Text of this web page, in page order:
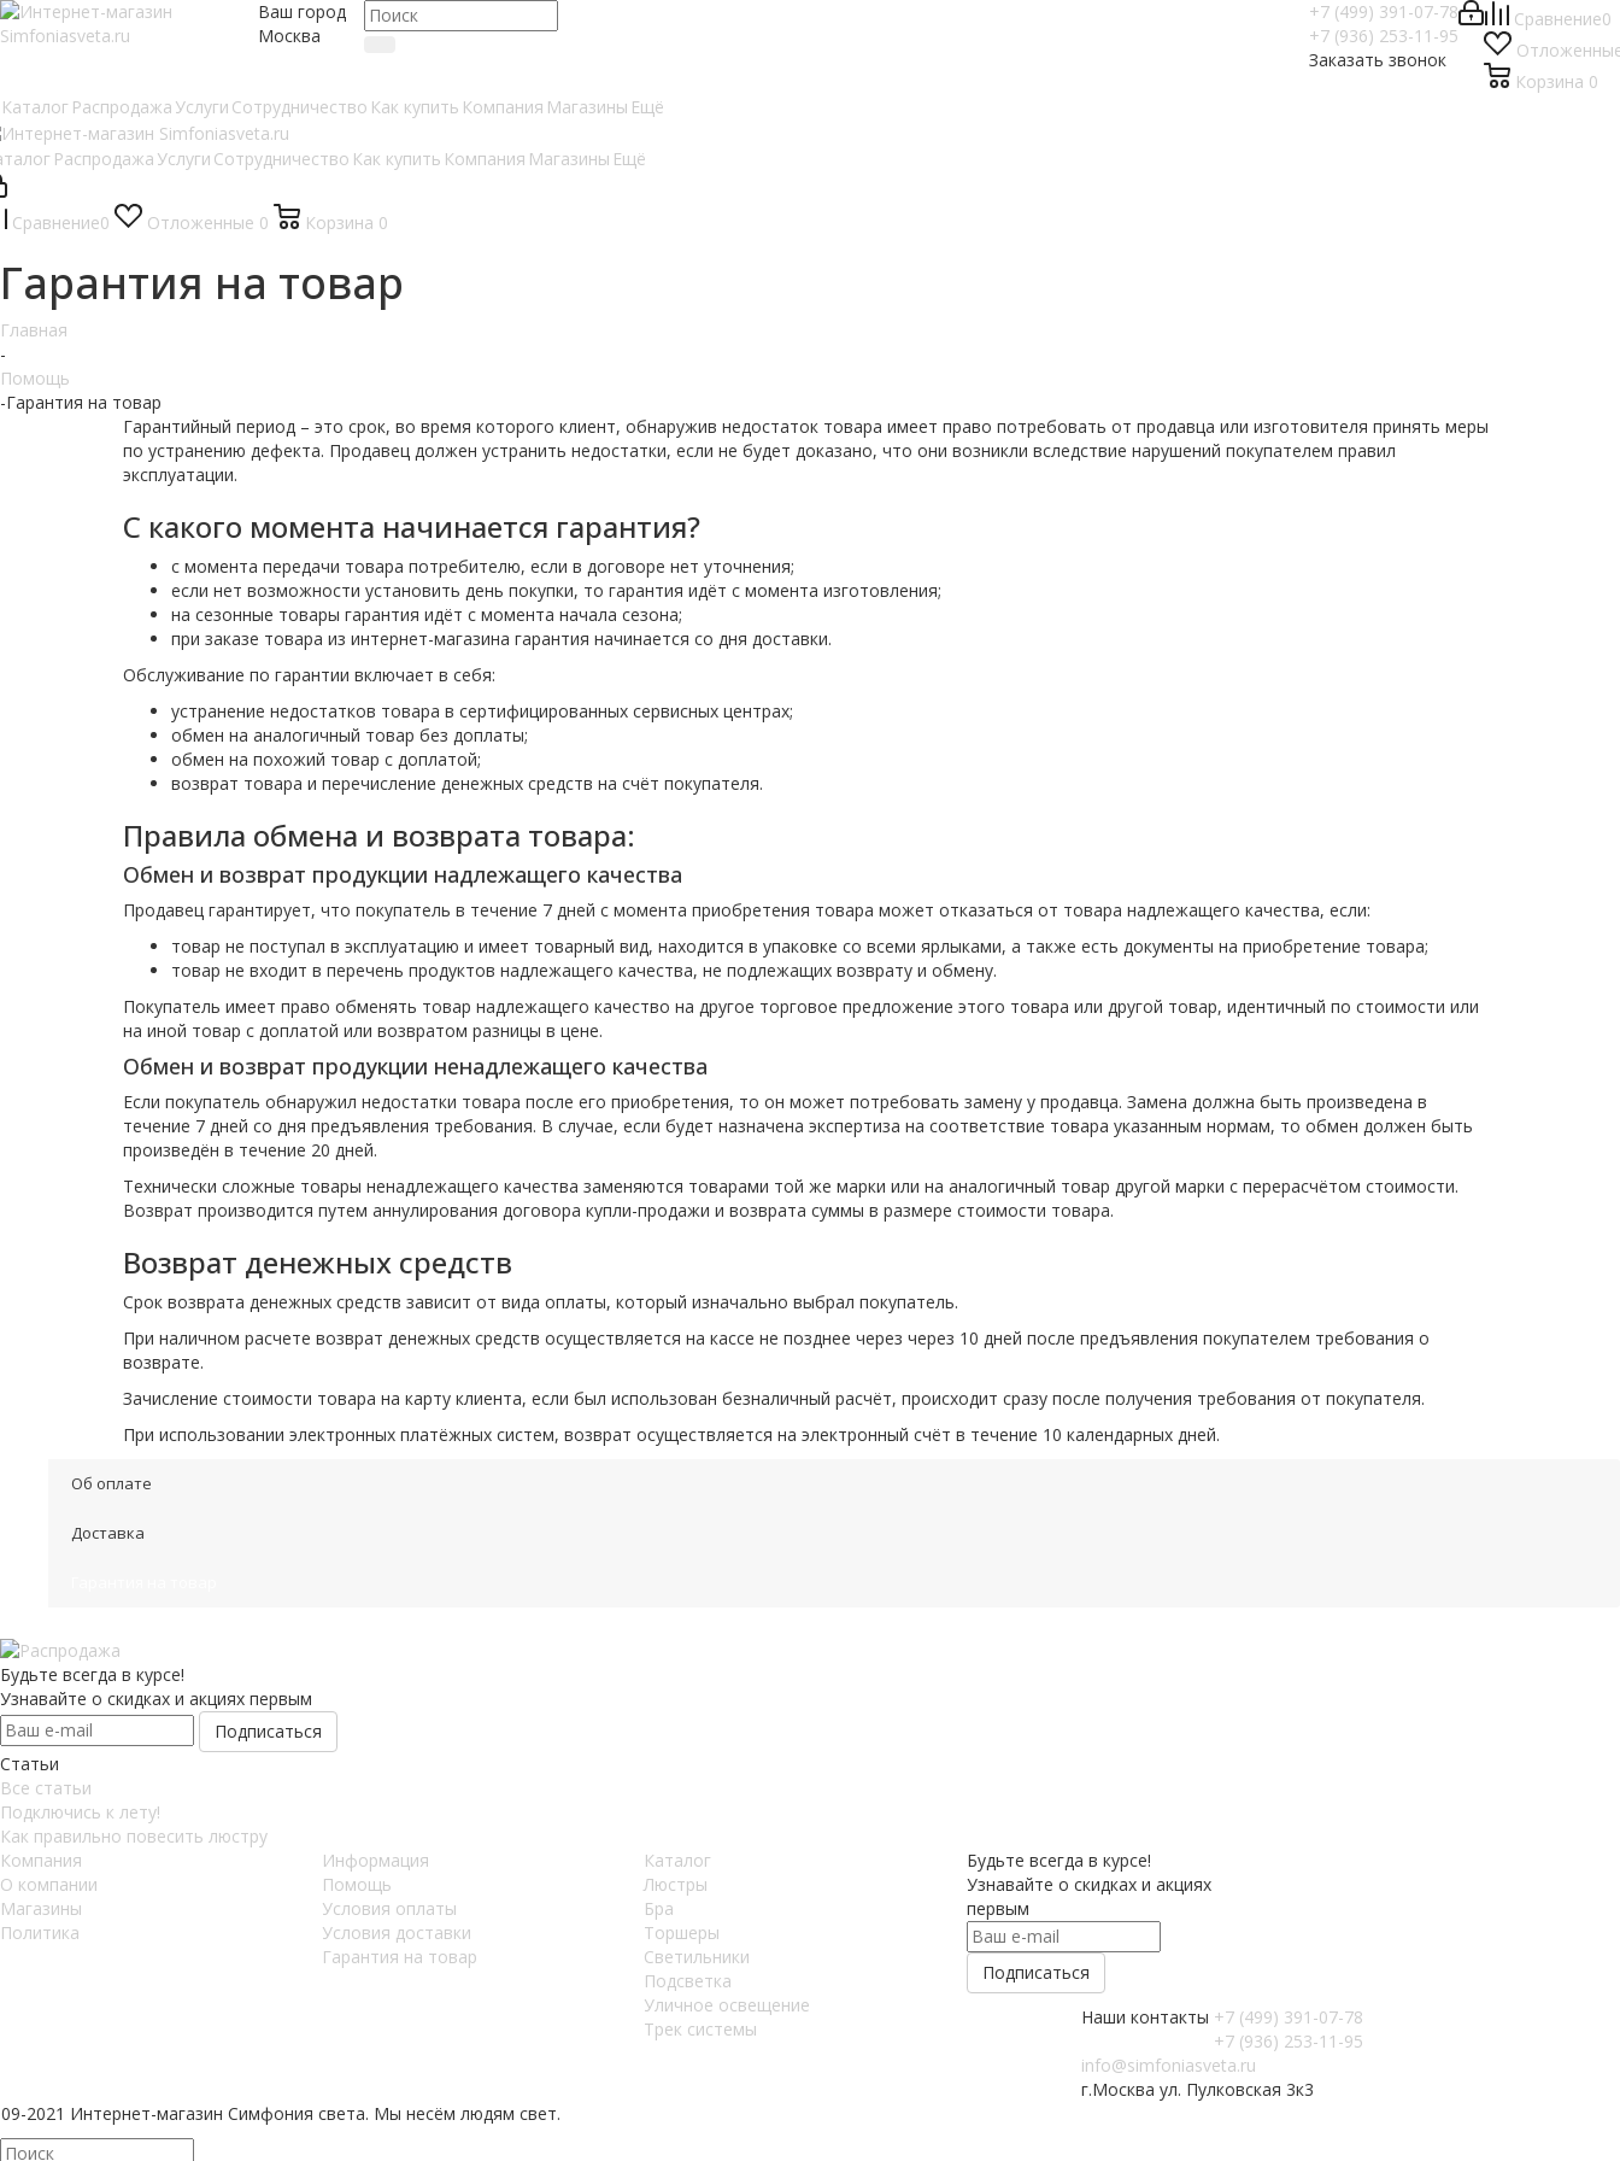
Ваш город
Москва
Сравнение0
Корзина 0
+7 (499) 391-07-78
+7 (936) 253-11-95
Заказать звонок
Каталог Распродажа Услуги Сотрудничество Как купить Компания Магазины Ещё
Распродажа Услуги Сотрудничество Как купить Компания Магазины Ещё
Сравнение0 Отложенные 0 Корзина 0
Гарантия на товар
Главная
-
Помощь
-Гарантия на товар
Гарантийный период – это срок, во время которого клиент, обнаружив недостаток товара имеет право потребовать от продавца или изготовителя принять меры
по устранению дефекта. Продавец должен устранить недостатки, если не будет доказано, что они возникли вследствие нарушений покупателем правил
эксплуатации.
С какого момента начинается гарантия?
с момента передачи товара потребителю, если в договоре нет уточнения;
если нет возможности установить день покупки, то гарантия идёт с момента изготовления;
на сезонные товары гарантия идёт с момента начала сезона;
при заказе товара из интернет-магазина гарантия начинается со дня доставки.
Обслуживание по гарантии включает в себя:
устранение недостатков товара в сертифицированных сервисных центрах;
обмен на аналогичный товар без доплаты;
обмен на похожий товар с доплатой;
возврат товара и перечисление денежных средств на счёт покупателя.
Правила обмена и возврата товара:
Обмен и возврат продукции надлежащего качества
Продавец гарантирует, что покупатель в течение 7 дней с момента приобретения товара может отказаться от товара надлежащего качества, если:
товар не поступал в эксплуатацию и имеет товарный вид, находится в упаковке со всеми ярлыками, а также есть документы на приобретение товара;
товар не входит в перечень продуктов надлежащего качества, не подлежащих возврату и обмену.
Покупатель имеет право обменять товар надлежащего качество на другое торговое предложение этого товара или другой товар, идентичный по стоимости или
на иной товар с доплатой или возвратом разницы в цене.
Обмен и возврат продукции ненадлежащего качества
Если покупатель обнаружил недостатки товара после его приобретения, то он может потребовать замену у продавца. Замена должна быть произведена в
течение 7 дней со дня предъявления требования. В случае, если будет назначена экспертиза на соответствие товара указанным нормам, то обмен должен быть
произведён в течение 20 дней.
Технически сложные товары ненадлежащего качества заменяются товарами той же марки или на аналогичный товар другой марки с перерасчётом стоимости.
Возврат производится путем аннулирования договора купли-продажи и возврата суммы в размере стоимости товара.
Возврат денежных средств
Срок возврата денежных средств зависит от вида оплаты, который изначально выбрал покупатель.
При наличном расчете возврат денежных средств осуществляется на кассе не позднее через через 10 дней после предъявления покупателем требования о
возврате.
Зачисление стоимости товара на карту клиента, если был использован безналичный расчёт, происходит сразу после получения требования от покупателя.
При использовании электронных платёжных систем, возврат осуществляется на электронный счёт в течение 10 календарных дней.
Об оплате
Доставка
Будьте всегда в курсе!
Узнавайте о скидках и акциях первым
Статьи
Все статьи
Подключись к лету!
Как правильно повесить люстру
Компания
О компании
Магазины
Политика
Информация
Помощь
Условия оплаты
Условия доставки
Гарантия на товар
Каталог
Люстры
Бра
Торшеры
Светильники
Подсветка
Уличное освещение
Трек системы
Будьте всегда в курсе!
Узнавайте о скидках и акциях
первым
Наши контакты +7 (499) 391-07-78
+7 (936) 253-11-95
info@simfoniasveta.ru
г.Москва ул. Пулковская 3к3
2021 Интернет-магазин Симфония света. Мы несём людям свет.